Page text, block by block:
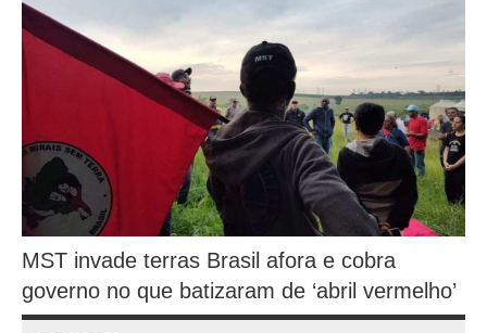
MST invade terras Brasil afora e cobra
governo no que batizaram de ‘abril vermelho’